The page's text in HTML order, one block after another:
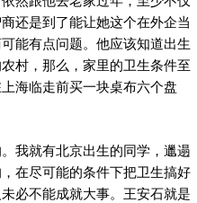
还是到了能让她这个在外企当
能有点问题。他应该知道出生
村，那么，家里的卫生条件至
海临走前买一块桌布六个盘
我就有北京出生的同学，邋遢
在尽可能的条件下把卫生搞好
必不能成就大事。王安石就是